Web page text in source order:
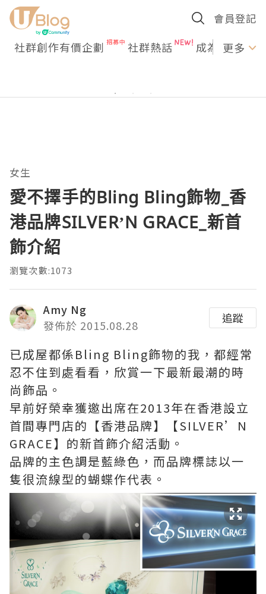
會員登記
社群創作有價企劃 社群熱話 成為U更多
女生
愛不擇手的Bling Bling飾物_香
港品牌SILVER’N GRACE_新首
飾介紹
瀏覽次數:1073
Amy Ng
發佈於 2015.08.28
追蹤
已成屋都係Bling Bling飾物的我，都經常
忍不住到處看看，欣賞一下最新最潮的時
尚飾品。
早前好榮幸獲邀出席在2013年在香港設立
首間專門店的【香港品牌】【SILVER’N
GRACE】的新首飾介紹活動。
品牌的主色調是藍綠色，而品牌標誌以一
隻很流線型的蝴蝶作代表。